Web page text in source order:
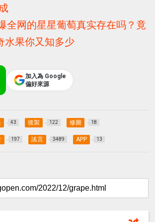
全网的星星葡萄真实存在吗？竟
水果你又知多少
加入為 Google
偏好來源
43 後製 122 修圖 18
197 謠言 3489 APP 13